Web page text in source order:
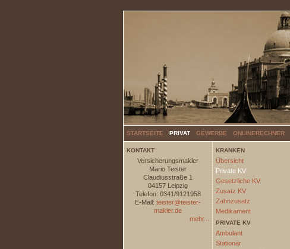
STARTSEITE PRIVAT GEWERBE ONLINERECHNER
KONTAKT
Versicherungsmakler
Mario Teister
Claudiusstraße 1
04157 Leipzig
Telefon: 0341/9121958
E-Mail: teister@teister-
makler.de
mehr...
KRANKEN
Übersicht
Private KV
Gesetzliche KV
Zusatz KV
Zahnzusatz
Medikament
PRIVATE KV
Ambulant
Stationär